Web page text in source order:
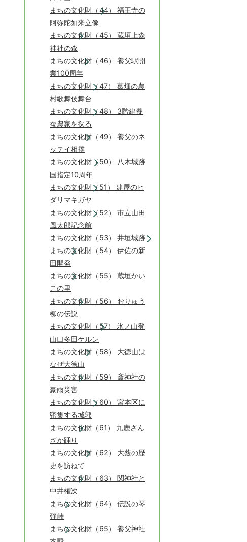
まちの文化財（44） 福王寺の
阿弥陀如来立像
まちの文化財（45） 蔵垣上森
神社の森
まちの文化財（46） 養父駅開
業100周年
まちの文化財（47） 葛畑の農
村歌舞伎舞台
まちの文化財（48） 3階建養
蚕農家を探る
まちの文化財（49） 養父のネ
ッテイ相撲
まちの文化財（50） 八木城跡
国指定10周年
まちの文化財（51） 建屋のヒ
ダリマキガヤ
まちの文化財（52） 市立山田
風太郎記念館
まちの文化財（53） 井垣城跡
まちの文化財（54） 伊佐の新
田開発
まちの文化財（55） 蔵垣かい
この里
まちの文化財（56） おりゅう
柳の伝説
まちの文化財（57） 氷ノ山登
山口多田ケルン
まちの文化財（58） 大徳山は
なぜ大徳山
まちの文化財（59） 斎神社の
豪雨災害
まちの文化財（60） 宮本区に
密集する城郭
まちの文化財（61） 九鹿ざん
ざか踊り
まちの文化財（62） 大薮の歴
史を訪ねて
まちの文化財（63） 関神社と
中井権次
まちの文化財（64） 伝説の琴
弾峠
まちの文化財（65） 養父神社